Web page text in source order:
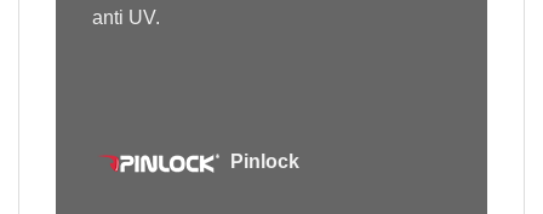
anti UV.
Pinlock